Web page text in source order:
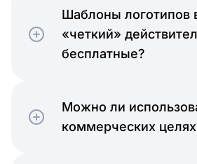
Шаблоны логотипов
«четкий»
бесплатные?
Можно ли
коммерческих